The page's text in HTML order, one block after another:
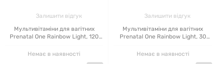
Залишити відгук
Мультивітаміни для вагітних
Prenatal One Rainbow Light, 120
Немає в наявності
Залишити відгук
Мультивітаміни для вагітних
Prenatal One Rainbow Light, 30
Немає в наявності